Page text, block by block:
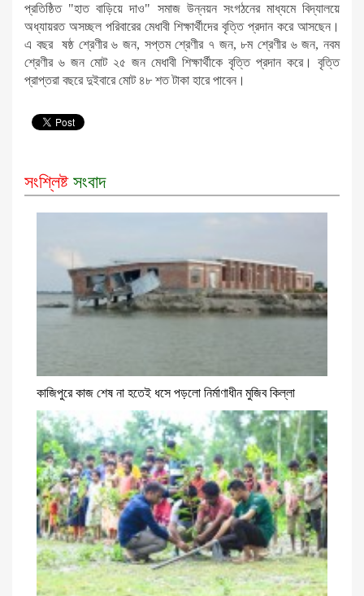
প্রতিষ্ঠিত "হাত বাড়িয়ে দাও" সমাজ উন্নয়ন সংগঠনের মাধ্যমে বিদ্যালয়ে
অধ্যায়রত অসচ্ছল পরিবারের মেধাবী শিক্ষার্থীদের বৃত্তি প্রদান করে আসছেন।
এ বছর ষষ্ঠ শ্রেণীর ৬ জন, সপ্তম শ্রেণীর ৭ জন, ৮ম শ্রেণীর ৬ জন, নবম
শ্রেণীর ৬ জন মোট ২৫ জন মেধাবী শিক্ষার্থীকে বৃত্তি প্রদান করে। বৃত্তি
প্রাপ্তরা বছরে দুইবারে মোট ৪৮ শত টাকা হারে পাবেন।
সংশ্লিষ্ট সংবাদ
কাজিপুরে কাজ শেষ না হতেই ধসে পড়লো নির্মাণাধীন মুজিব কিল্লা